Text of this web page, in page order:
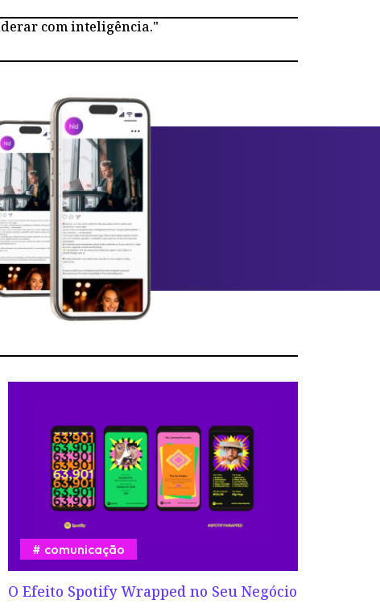
com inteligência."
O Efeito Spotify Wrapped no Seu Negócio
comunicação